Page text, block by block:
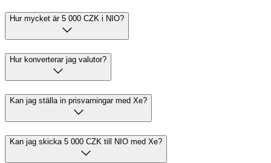
Hur mycket är 5 000 CZK i NIO?
Hur konverterar jag valutor?
Kan jag ställa in prisvarningar med Xe?
Kan jag skicka 5 000 CZK till NIO med Xe?